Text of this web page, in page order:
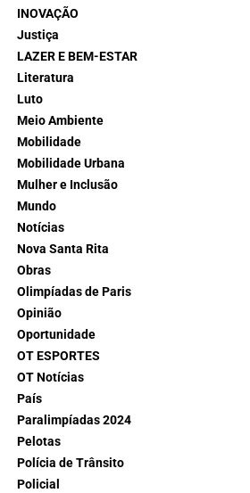
INOVAÇÃO
Justiça
LAZER E BEM-ESTAR
Literatura
Luto
Meio Ambiente
Mobilidade
Mobilidade Urbana
Mulher e Inclusão
Mundo
Notícias
Nova Santa Rita
Obras
Olimpíadas de Paris
Opinião
Oportunidade
OT ESPORTES
OT Notícias
País
Paralimpíadas 2024
Pelotas
Polícia de Trânsito
Policial